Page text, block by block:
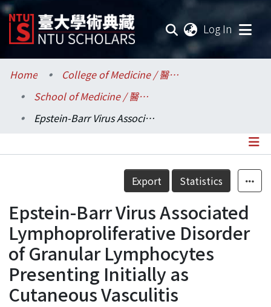
Log In
Communities & Collections
Research Outputs
Statistics
Home
College of Medicine / 醫學院
School of Medicine / 醫學系
Epstein-Barr Virus Associated Lymphoproliferative Disorder of Granular Lymphocytes Presenting Initially as Cutaneous Vasculitis
Details
Export Statistics
Epstein-Barr Virus Associated
Lymphoproliferative Disorder
of Granular Lymphocytes
Presenting Initially as
Cutaneous Vasculitis